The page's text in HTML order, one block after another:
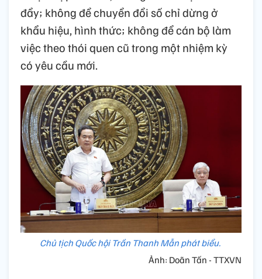
đẩy; không để chuyển đổi số chỉ dừng ở
khẩu hiệu, hình thức; không để cán bộ làm
việc theo thói quen cũ trong một nhiệm kỳ
có yêu cầu mới.
Chủ tịch Quốc hội Trần Thanh Mẫn phát biểu.
Ảnh: Doãn Tấn - TTXVN